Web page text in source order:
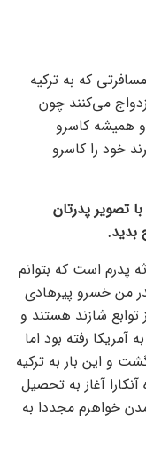
که به ترکیه
می‌کنند چون
همیشه کاسرو
خود را کاسرو
تصویر پدرتان
بدید.
پدرم است که بتوانم
من خسرو پیرهادی
از توابع شازند هستند و
به آمریکا رفته بود اما
و این بار به ترکیه
آغاز به تحصیل
خواهرم مجددا به